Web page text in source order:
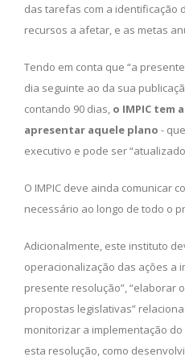
das tarefas com a identificação
recursos a afetar, e as metas
Tendo em conta que “a
dia seguinte ao da sua
contando 90 dias, o IMPIC tem
apresentar aquele plano -
executivo e pode ser
O IMPIC deve ainda comunicar
necessário ao longo de todo o
Adicionalmente, este instituto
operacionalização das ações a
presente resolução”, “elaborar
propostas legislativas”
monitorizar a implementação
esta resolução, como